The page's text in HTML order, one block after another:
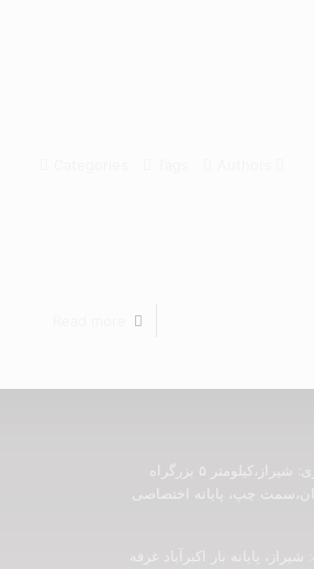
دفتر مرکزی: شیراز،کیلومتر ۵ بزرگراه
چپ، پایانه اختصاصی
شیراز، پایانه بار اکبرآباد غرفه